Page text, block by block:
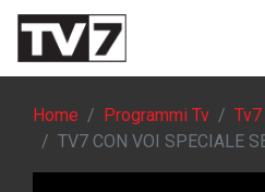
Home Programmi Tv
TV7 CON VOI SPECIALE